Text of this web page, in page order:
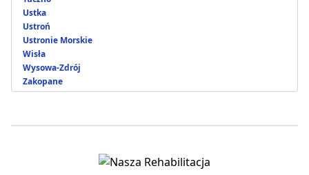
Ustka
Ustroń
Ustronie Morskie
Wisła
Wysowa-Zdrój
Zakopane